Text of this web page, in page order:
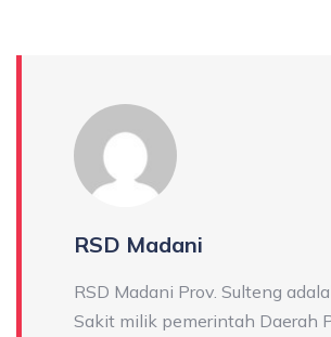
RSD Madani
RSD Madani Prov. Sulteng
Sakit milik pemerintah Daerah